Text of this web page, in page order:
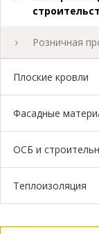
Розничная
Плоские кровли
Фасадные
ОСБ и
Теплоизоляция